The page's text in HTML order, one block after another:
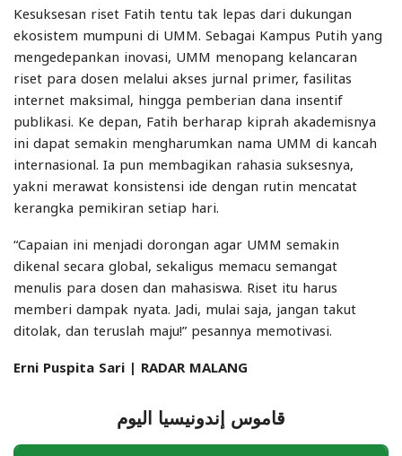
Kesuksesan riset Fatih tentu tak lepas dari dukungan
ekosistem mumpuni di UMM. Sebagai Kampus Putih yang
mengedepankan inovasi, UMM menopang kelancaran
riset para dosen melalui akses jurnal primer, fasilitas
internet maksimal, hingga pemberian dana insentif
publikasi. Ke depan, Fatih berharap kiprah akademisnya
ini dapat semakin mengharumkan nama UMM di kancah
internasional. Ia pun membagikan rahasia suksesnya,
yakni merawat konsistensi ide dengan rutin mencatat
kerangka pemikiran setiap hari.
“Capaian ini menjadi dorongan agar UMM semakin
dikenal secara global, sekaligus memacu semangat
menulis para dosen dan mahasiswa. Riset itu harus
memberi dampak nyata. Jadi, mulai saja, jangan takut
ditolak, dan teruslah maju!” pesannya memotivasi.
Erni Puspita Sari | RADAR MALANG
قاموس إندونيسيا اليوم